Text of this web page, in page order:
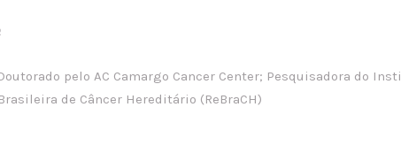
pelo AC Camargo Cancer Center; Pesquisadora do
de Câncer Hereditário (ReBraCH)